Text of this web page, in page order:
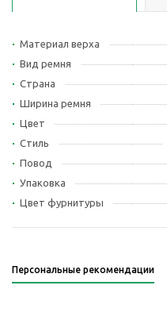
Материал верха
Вид ремня
Страна
Ширина ремня
Цвет
Стиль
Повод
Упаковка
Цвет фурнитуры
Персональные рекомендации